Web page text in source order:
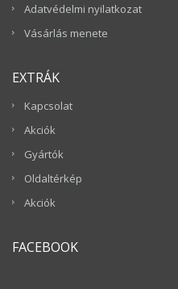
Adatvédelmi nyilatkozat
Vásárlás menete
EXTRÁK
Kapcsolat
Akciók
Gyártók
Oldaltérkép
Akciók
FACEBOOK